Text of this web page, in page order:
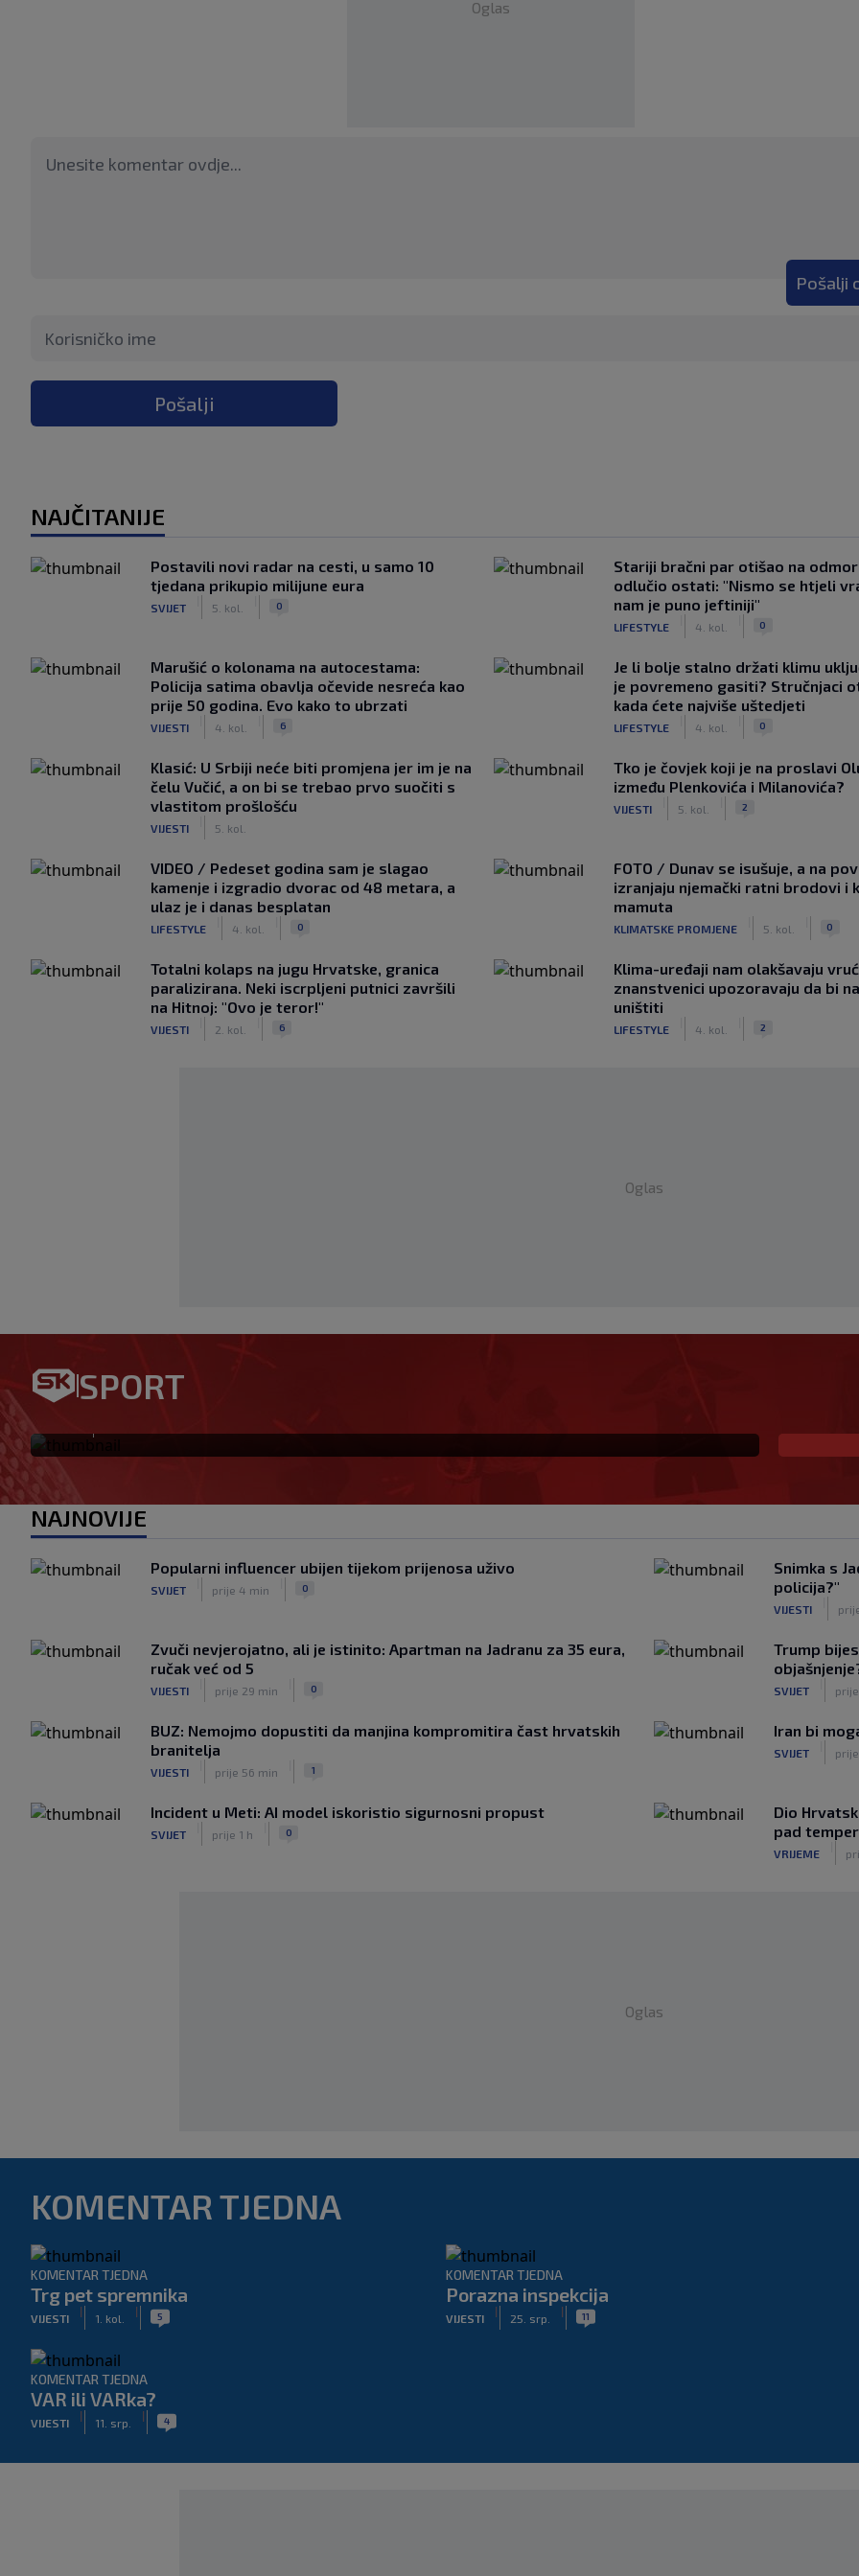
Oglas
Pošalji
Pošalji
NAJČITANIJE
Postavili novi radar na cesti, u samo 10
tjedana prikupio milijune eura
SVIJET 5. kol. 0
Stariji bračni par otišao na
odlučio ostati: "Nismo se htjeli
nam je puno jeftiniji"
LIFESTYLE 4. kol. 0
Marušić o kolonama na autocestama:
Policija satima obavlja očevide nesreća kao
prije 50 godina. Evo kako to ubrzati
VIJESTI 4. kol. 6
Je li bolje stalno držati klimu
je povremeno gasiti? Stručnjaci
kada ćete najviše uštedjeti
LIFESTYLE 4. kol. 0
Klasić: U Srbiji neće biti promjena jer im je na
čelu Vučić, a on bi se trebao prvo suočiti s
vlastitom prošlošću
VIJESTI 5. kol.
Tko je čovjek koji je na proslavi
između Plenkovića i Milanovića?
VIJESTI 5. kol. 2
VIDEO / Pedeset godina sam je slagao
kamenje i izgradio dvorac od 48 metara, a
ulaz je i danas besplatan
LIFESTYLE 4. kol. 0
FOTO / Dunav se isušuje, a na
izranjaju njemački ratni brodovi i
mamuta
KLIMATSKE PROMJENE 5. kol. 0
Totalni kolaps na jugu Hrvatske, granica
paralizirana. Neki iscrpljeni putnici završili
na Hitnoj: "Ovo je teror!"
VIJESTI 2. kol. 6
Klima-uređaji nam olakšavaju
znanstvenici upozoravaju da bi
uništiti
LIFESTYLE 4. kol. 2
Oglas
SPORT
Jagušić u misiji ulaska među Vatrene, opet je
postigao pogodak za Panathinaikos!
NAJNOVIJE
Popularni influencer ubijen tijekom prijenosa uživo
SVIJET prije 4 min 0
Snimka s
policija?"
VIJESTI
Zvuči nevjerojatno, ali je istinito: Apartman na Jadranu za 35 eura,
ručak već od 5
VIJESTI prije 29 min 0
Trump
SVIJET
BUZ: Nemojmo dopustiti da manjina kompromitira čast hrvatskih
branitelja
VIJESTI prije 56 min 1
Iran bi
SVIJET
Incident u Meti: AI model iskoristio sigurnosni propust
SVIJET prije 1 h 0
Dio
pad
VRIJEME
Oglas
KOMENTAR TJEDNA
KOMENTAR TJEDNA
Trg pet spremnika
VIJESTI
|
1. kol.
| 5
KOMENTAR TJEDNA
Porazna inspekcija
VIJESTI
|
25. srp.
| 11
KOMENTAR TJEDNA
VAR ili VARka?
VIJESTI
|
11. srp.
| 4